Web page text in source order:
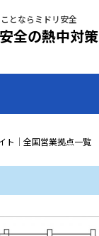
とならミドリ安全
全の熱中対策
ト ｜ 全国営業拠点一覧